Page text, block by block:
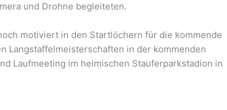
und Drohne begleiteten.
motiviert in den Startlöchern für die kommende
Langstaffelmeisterschaften in der kommenden
Laufmeeting im heimischen Stauferparkstadion in